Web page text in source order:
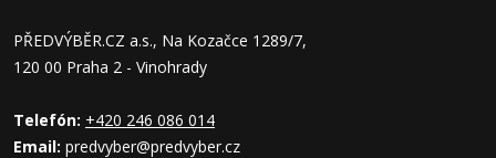
PŘEDVÝBĚR.CZ a.s., Na Kozačce 1289/7,
120 00 Praha 2 - Vinohrady
Telefón: +420 246 086 014
Email: predvyber@predvyber.cz